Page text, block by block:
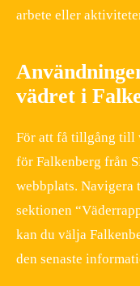
arbete eller
vädret i
För att få tillgång till
för Falkenberg från
webbplats. Navigera
sektionen
kan du välja
den senaste